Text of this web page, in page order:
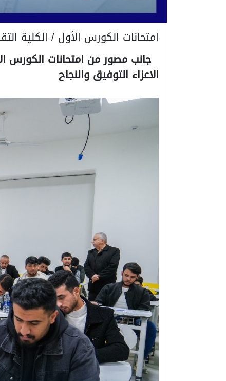
امتحانات الكورس الأول / الكلية
الاعزاء التوفيق والنجاح